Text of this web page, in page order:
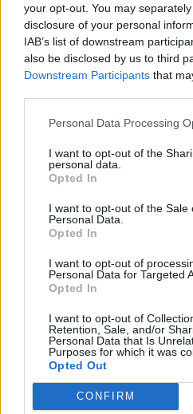
your opt-out. You may
disclosure of your personal
IAB’s list of downstream
also be disclosed by us to third
Downstream Participants that
Personal Data Processing
I want to opt-out of the
personal data.
Opted In
I want to opt-out of the Sale
Personal Data.
Opted In
I want to opt-out of
Personal Data for Targeted
Opted In
I want to opt-out of
Retention, Sale, and/or
Personal Data that Is
Purposes for which it was
Opted Out
CONFIRM
ΣΤΗΝ ΙΔΙΑ
ΚΌΣΜΟΣ
Η
Σκιάθου
τη
Ο
viral
ΚΌΣΜΟΣ